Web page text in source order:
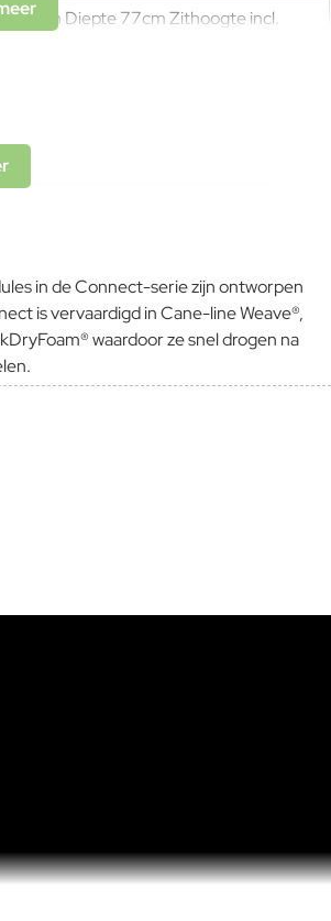
77cm Diepte 77cm Zithoogte incl.
in de Connect-serie zijn ontworpen
is vervaardigd in Cane-line Weave®,
waardoor ze snel drogen na